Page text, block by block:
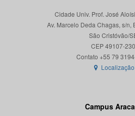
Cidade Univ. Prof. José
Av. Marcelo Deda Chagas, s/n,
São Cristóvão/
CEP 49107-230
Localização
Campus